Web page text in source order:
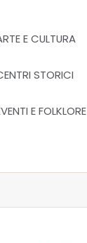
E CULTURA
STORICI
E FOLKLORE